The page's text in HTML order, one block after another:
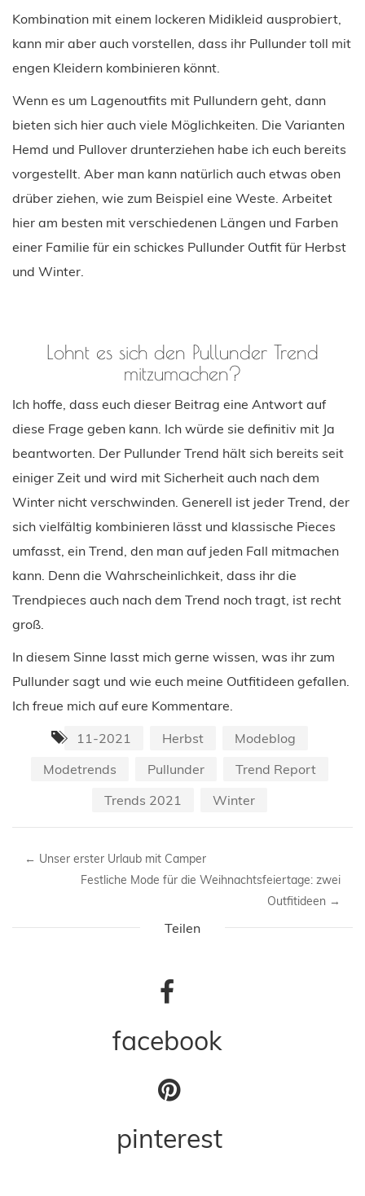
Kombination mit einem lockeren Midikleid ausprobiert,
kann mir aber auch vorstellen, dass ihr Pullunder toll mit
engen Kleidern kombinieren könnt.
Wenn es um Lagenoutfits mit Pullundern geht, dann
bieten sich hier auch viele Möglichkeiten. Die Varianten
Hemd und Pullover drunterziehen habe ich euch bereits
vorgestellt. Aber man kann natürlich auch etwas oben
drüber ziehen, wie zum Beispiel eine Weste. Arbeitet
hier am besten mit verschiedenen Längen und Farben
einer Familie für ein schickes Pullunder Outfit für Herbst
und Winter.
Lohnt es sich den Pullunder Trend
mitzumachen?
Ich hoffe, dass euch dieser Beitrag eine Antwort auf
diese Frage geben kann. Ich würde sie definitiv mit Ja
beantworten. Der Pullunder Trend hält sich bereits seit
einiger Zeit und wird mit Sicherheit auch nach dem
Winter nicht verschwinden. Generell ist jeder Trend, der
sich vielfältig kombinieren lässt und klassische Pieces
umfasst, ein Trend, den man auf jeden Fall mitmachen
kann. Denn die Wahrscheinlichkeit, dass ihr die
Trendpieces auch nach dem Trend noch tragt, ist recht
groß.
In diesem Sinne lasst mich gerne wissen, was ihr zum
Pullunder sagt und wie euch meine Outfitideen gefallen.
Ich freue mich auf eure Kommentare.
11-2021
Herbst
Modeblog
Modetrends
Pullunder
Trend Report
Trends 2021
Winter
← Unser erster Urlaub mit Camper
Festliche Mode für die Weihnachtsfeiertage: zwei
Outfitideen →
Teilen
facebook
pinterest